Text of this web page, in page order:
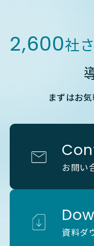
2,600社
まずはお
お問い
資料ダ